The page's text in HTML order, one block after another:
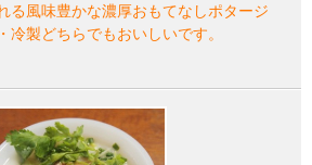
る風味豊かな濃厚おもてなしポタージ
冷製どちらでもおいしいです。